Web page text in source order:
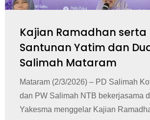
Kajian Ramadhan serta
Santunan Yatim dan
Salimah Mataram
Mataram (2/3/2026) – PD Salimah
dan PW Salimah NTB bekerjasama
Yakesma menggelar Kajian